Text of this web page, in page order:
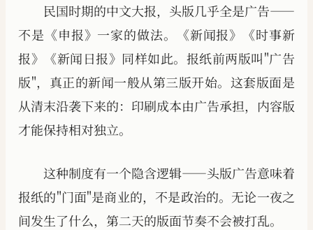
民国时期的中文大报，头版几乎全是广告——
不是《申报》一家的做法。《新闻报》《时事新
报》《新闻日报》同样如此。报纸前两版叫"广告
版"，真正的新闻一般从第三版开始。这套版面是
从清末沿袭下来的：印刷成本由广告承担，内容版
才能保持相对独立。
这种制度有一个隐含逻辑——头版广告意味着
报纸的"门面"是商业的，不是政治的。无论一夜之
间发生了什么，第二天的版面节奏不会被打乱。